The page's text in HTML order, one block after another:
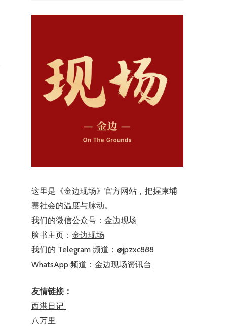
这里是《金边现场》官方网站，把握柬埔
寨社会的温度与脉动。
我们的微信公众号：金边现场
脸书主页： 金边现场
我们的 Telegram 频道： @jpzxc888
WhatsApp 频道： 金边现场资讯台
友情链接：
西港日记
八万里